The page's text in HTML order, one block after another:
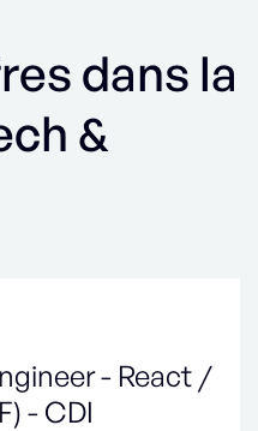
dans la
&
- React /
- CDI